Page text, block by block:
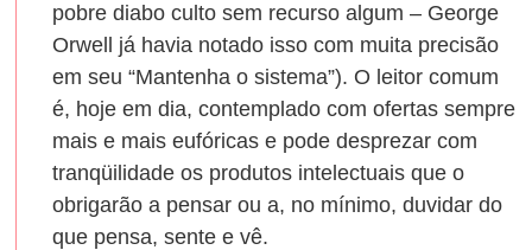
pobre diabo culto sem recurso algum – George
Orwell já havia notado isso com muita precisão
em seu “Mantenha o sistema”). O leitor comum
é, hoje em dia, contemplado com ofertas sempre
mais e mais eufóricas e pode desprezar com
tranqüilidade os produtos intelectuais que o
obrigarão a pensar ou a, no mínimo, duvidar do
que pensa, sente e vê.